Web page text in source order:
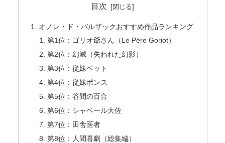
目次
オノレ・ド・バルザックおすすめ作品ランキング
第1位：ゴリオ爺さん（Le Père Goriot）
第2位：幻滅（失われた幻影）
第3位：従妹ベット
第4位：従妹ポンス
第5位：谷間の百合
第6位：シャベール大佐
第7位：田舎医者
第8位：人間喜劇（総集編）